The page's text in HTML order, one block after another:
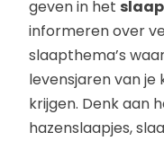
geven in het
informeren over
slaapthema’s
levensjaren van
krijgen. Denk aan
hazenslaapjes,